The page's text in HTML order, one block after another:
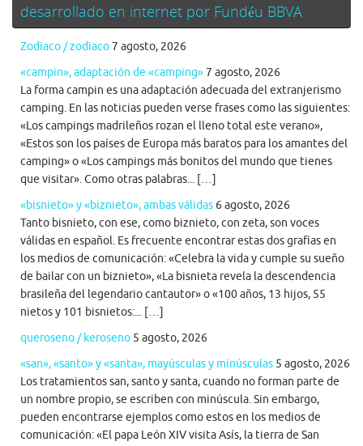
desarrollado en internet por Fundéu BBVA
Zodiaco / zodiaco7 agosto, 2026
«campin», adaptación de «camping»7 agosto, 2026
La forma campin es una adaptación adecuada del extranjerismo
camping. En las noticias pueden verse frases como las siguientes:
«Los campings madrileños rozan el lleno total este verano»,
«Estos son los países de Europa más baratos para los amantes del
camping» o «Los campings más bonitos del mundo que tienes
que visitar». Como otras palabras... […]
«bisnieto» y «biznieto», ambas válidas 6 agosto, 2026
Tanto bisnieto, con ese, como biznieto, con zeta, son voces
válidas en español. Es frecuente encontrar estas dos grafías en
los medios de comunicación: «Celebra la vida y cumple su sueño
de bailar con un biznieto», «La bisnieta revela la descendencia
brasileña del legendario cantautor» o «100 años, 13 hijos, 55
nietos y 101 bisnietos:... […]
queroseno / keroseno 5 agosto, 2026
«san», «santo» y «santa», mayúsculas y minúsculas 5 agosto, 2026
Los tratamientos san, santo y santa, cuando no forman parte de
un nombre propio, se escriben con minúscula. Sin embargo,
pueden encontrarse ejemplos como estos en los medios de
comunicación: «El papa León XIV visita Asís, la tierra de San